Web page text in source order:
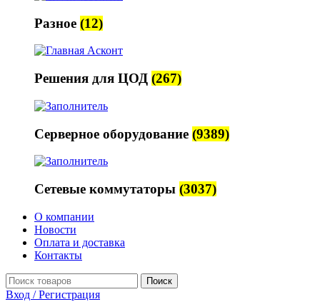
Разное (12)
Решения для ЦОД (267)
Серверное оборудование (9389)
Сетевые коммутаторы (3037)
О компании
Новости
Оплата и доставка
Контакты
Поиск
Вход / Регистрация